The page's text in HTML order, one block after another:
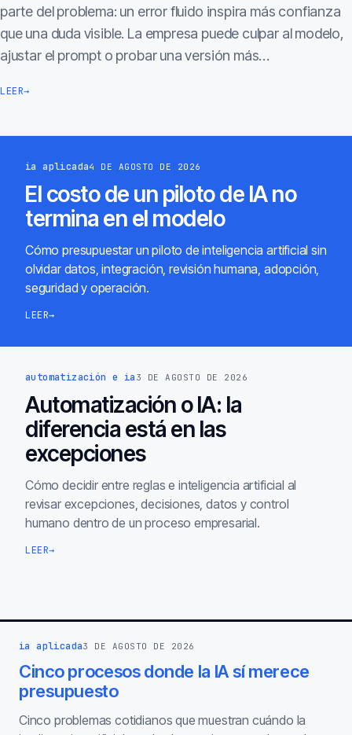
parte del problema: un error fluido inspira más confianza
que una duda visible. La empresa puede culpar al modelo,
ajustar el prompt o probar una versión más…
LEER→
ia aplicada4 DE AGOSTO DE 2026
El costo de un piloto de IA no
termina en el modelo
Cómo presupuestar un piloto de inteligencia artificial sin
olvidar datos, integración, revisión humana, adopción,
seguridad y operación.
LEER→
automatización e ia 3 DE AGOSTO DE 2026
Automatización o IA: la
diferencia está en las
excepciones
Cómo decidir entre reglas e inteligencia artificial al
revisar excepciones, decisiones, datos y control
humano dentro de un proceso empresarial.
LEER→
ia aplicada3 DE AGOSTO DE 2026
Cinco procesos donde la IA sí merece
presupuesto
Cinco problemas cotidianos que muestran cuándo la